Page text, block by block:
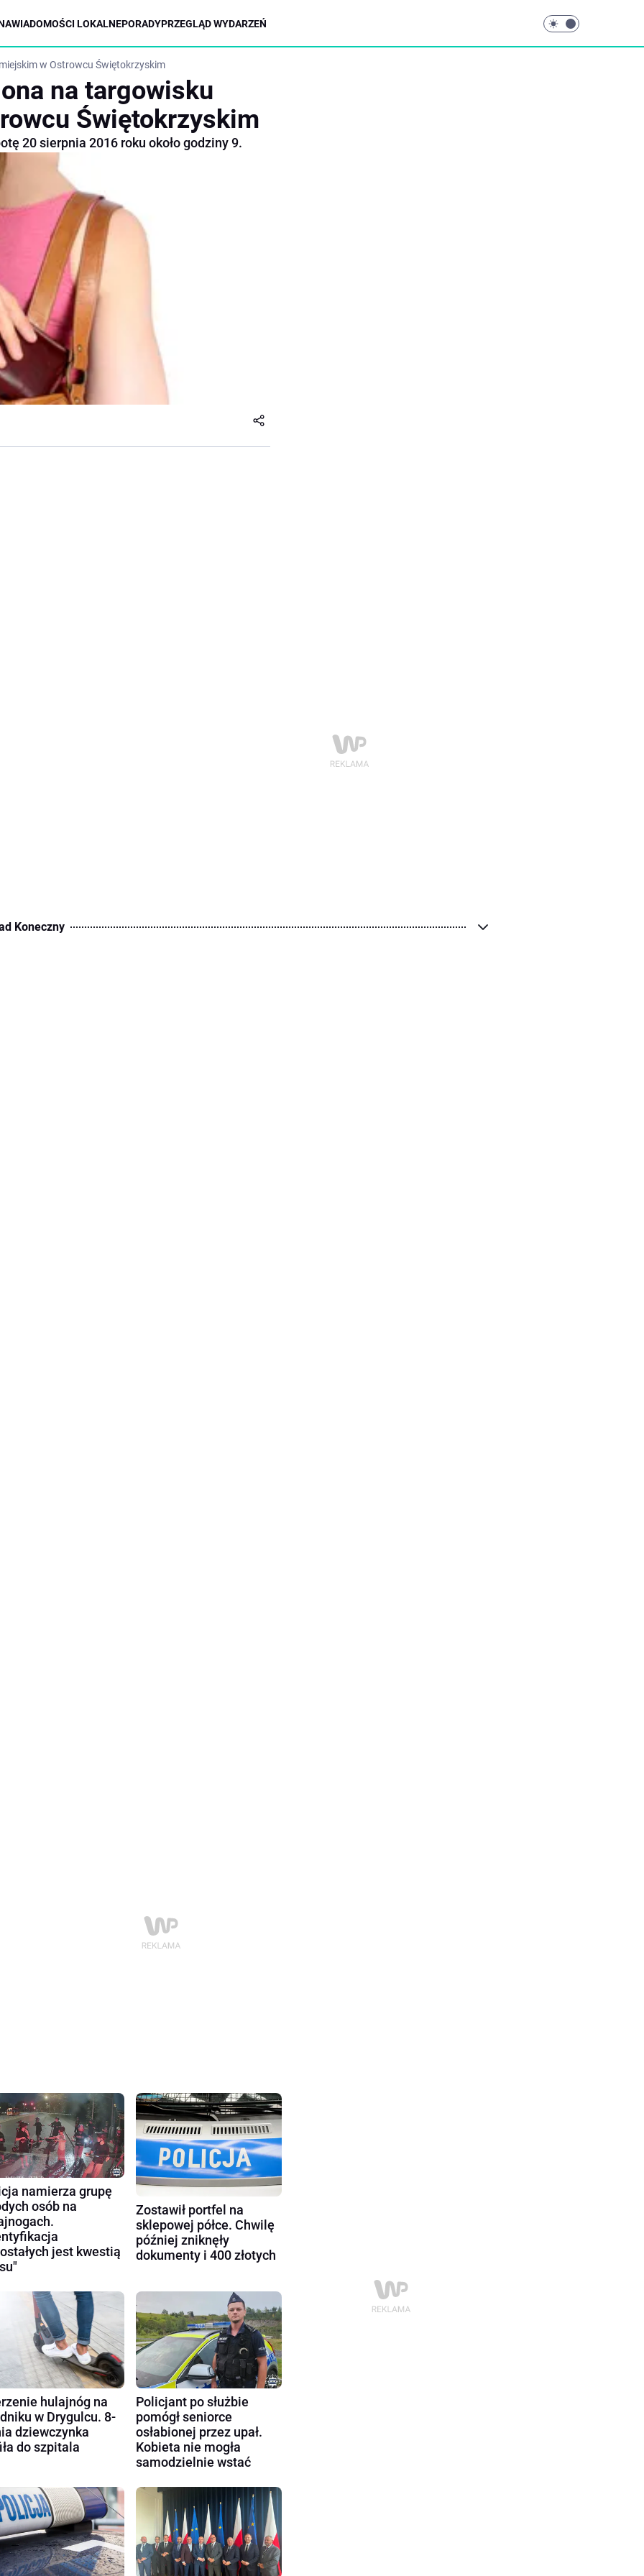
WIADOMOŚCI LOKALNEPORADYPRZEGLĄD WYDARZEŃ
w Ostrowcu Świętokrzyskim
na targowisku
Świętokrzyskim
20 sierpnia 2016 roku około godziny 9.
Koneczny
namierza grupę
osób na
jest kwestią
Zostawił portfel na
sklepowej półce. Chwilę
później zniknęły
dokumenty i 400 złotych
hulajnóg na
w Drygulcu. 8-
dziewczynka
do szpitala
Policjant po służbie
pomógł seniorce
osłabionej przez upał.
Kobieta nie mogła
samodzielnie wstać